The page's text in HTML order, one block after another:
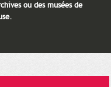
ou des musées de